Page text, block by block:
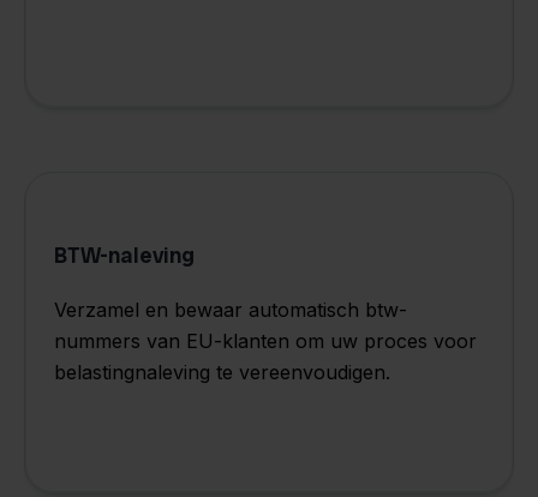
BTW-naleving
Verzamel en bewaar automatisch btw-
nummers van EU-klanten om uw proces voor
belastingnaleving te vereenvoudigen.